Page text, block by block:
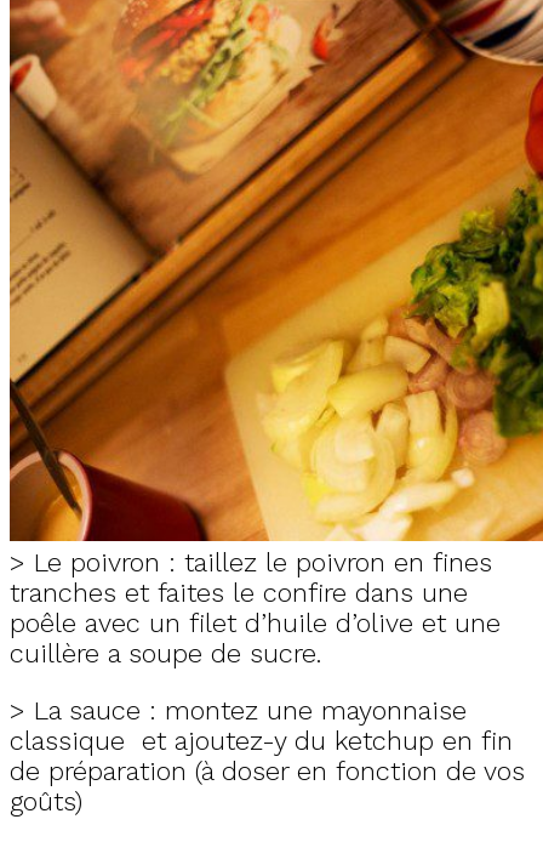
> Le poivron : taillez le poivron en fines
tranches et faites le confire dans une
poêle avec un filet d’huile d’olive et une
cuillère a soupe de sucre.
> La sauce : montez une mayonnaise
classique et ajoutez-y du ketchup en fin
de préparation (à doser en fonction de vos
goûts)